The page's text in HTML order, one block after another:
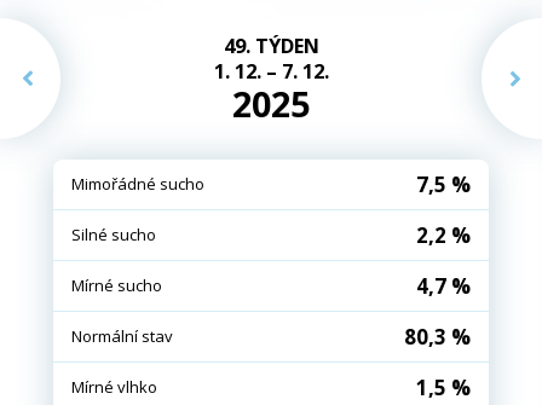
49. TÝDEN
1. 12. – 7. 12.
2025
Mimořádné sucho 7,5 %
Silné sucho 2,2 %
Mírné sucho 4,7 %
Normální stav 80,3 %
Mírné vlhko 1,5 %